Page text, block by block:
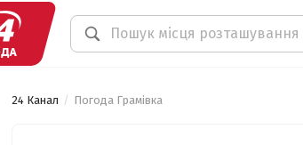
24 Канал Погода Грамівка